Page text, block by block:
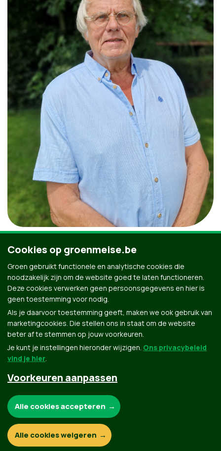
Dirk Snauwaert
Kernteamlid
Groen.be
© Copyright Groen 2026 | Gemaakt met NationBuilder
Contact Privacybeleid
Cookies op groenmeise.be
Groen gebruikt functionele en analytische cookies die
noodzakelijk zijn om de website goed te laten functioneren.
Deze cookies verwerken geen persoonsgegevens en hier is
geen toestemming voor nodig.
Als je daarvoor toestemming geeft, maken we ook gebruik van
marketingcookies. Die stellen ons in staat om de website
beter af te stemmen op jouw voorkeuren.
Je kunt je instellingen hieronder wijzigen. Ons privacybeleid
vind je hier.
Voorkeuren aanpassen
Functionele en analytische cookies:
Alle cookies accepteren
Alle cookies weigeren